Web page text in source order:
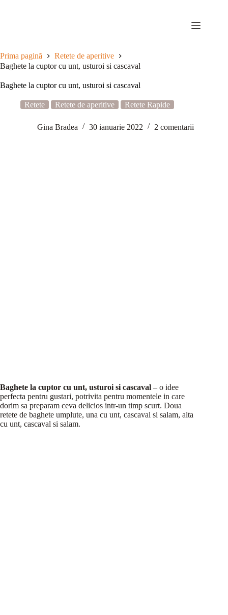
Prima pagină
Retete de aperitive
Baghete la cuptor cu unt, usturoi si cascaval
Baghete la cuptor cu unt, usturoi si cascaval
Retete Retete de aperitive Retete Rapide
Gina Bradea 30 ianuarie 2022 2 comentarii
Baghete la cuptor cu unt, usturoi si cascaval – o idee
perfecta pentru gustari, potrivita pentru momentele in care
dorim sa preparam ceva delicios intr-un timp scurt. Doua
retete de baghete umplute, una cu unt, cascaval si salam, alta
cu unt, cascaval si salam.